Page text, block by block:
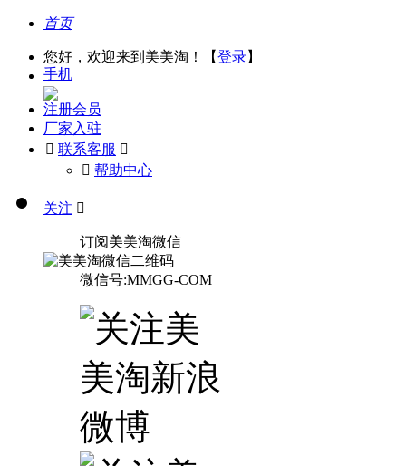
首页
您好，欢迎来到美美淘！【登录】
手机
注册会员
厂家入驻
 联系客服 
󰅃 帮助中心
关注 
订阅美美淘微信
微信号:MMGG-COM